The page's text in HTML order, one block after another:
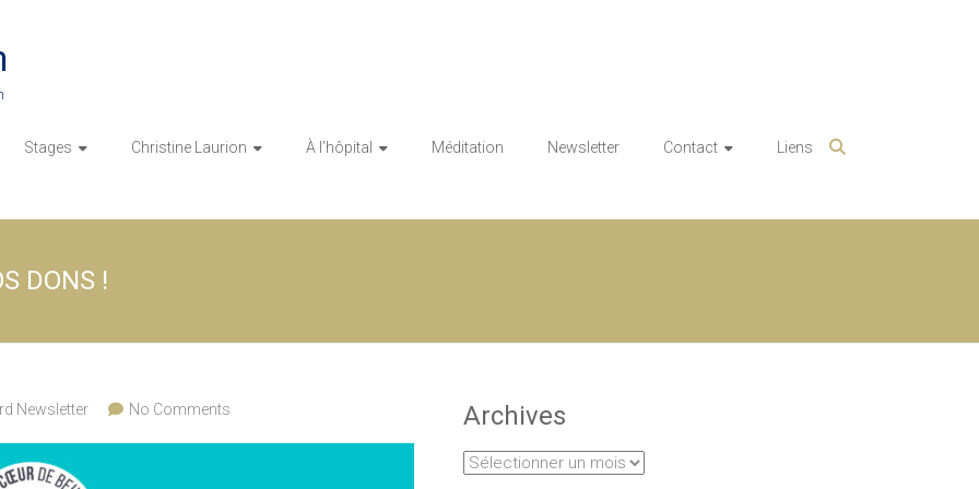
Stages Christine Laurion À l’hôpital Méditation Newsletter Contact Liens
DONS !
Newsletter No Comments Archives
Archives